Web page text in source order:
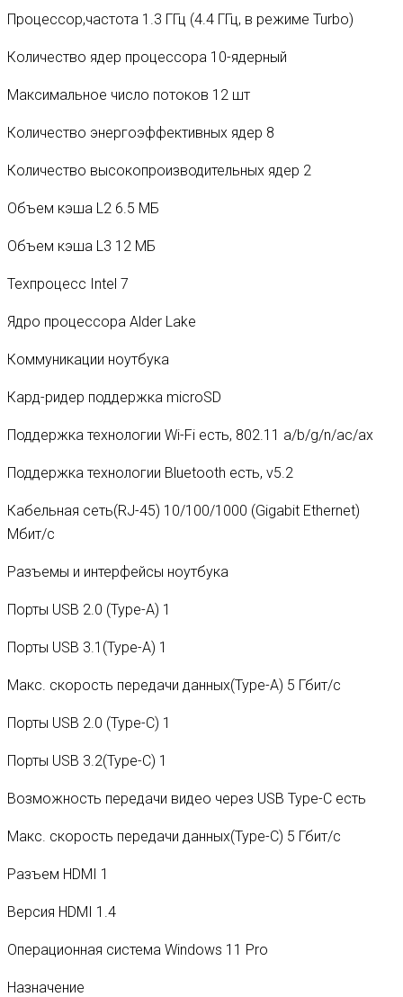
Процессор,частота 1.3 ГГц (4.4 ГГц, в режиме Turbo)
Количество ядер процессора 10-ядерный
Максимальное число потоков 12 шт
Количество энергоэффективных ядер 8
Количество высокопроизводительных ядер 2
Объем кэша L2 6.5 МБ
Объем кэша L3 12 МБ
Техпроцесс Intel 7
Ядро процессора Alder Lake
Коммуникации ноутбука
Кард-ридер поддержка microSD
Поддержка технологии Wi-Fi есть, 802.11 a/b/g/n/ac/ax
Поддержка технологии Bluetooth есть, v5.2
Кабельная сеть(RJ-45) 10/100/1000 (Gigabit Ethernet)
Мбит/с
Разъемы и интерфейсы ноутбука
Порты USB 2.0 (Type-A) 1
Порты USB 3.1(Type-A) 1
Макс. скорость передачи данных(Type-A) 5 Гбит/с
Порты USB 2.0 (Type-C) 1
Порты USB 3.2(Type-C) 1
Возможность передачи видео через USB Type-C есть
Макс. скорость передачи данных(Type-C) 5 Гбит/с
Разъем HDMI 1
Версия HDMI 1.4
Операционная система Windows 11 Pro
Назначение